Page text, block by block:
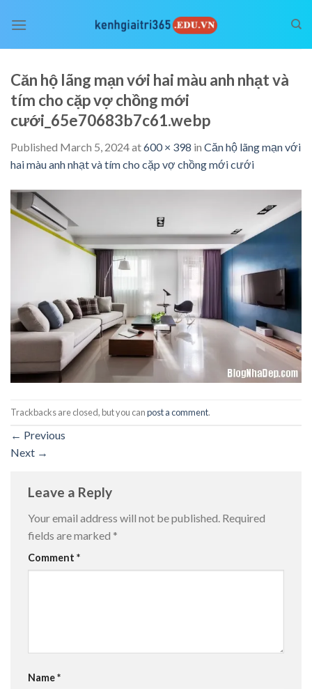
Căn hộ lãng mạn với hai màu anh nhạt và
tím cho cặp vợ chồng mới
cưới_65e70683b7c61.webp
Published March 5, 2024at600 × 398 in Căn hộ lãng mạn với
hai màu anh nhạt và tím cho cặp vợ chồng mới cưới
Trackbacks are closed, but you canpost a comment.
← Previous
Next →
Leave a Reply
Your email address will not be published. Required
fields are marked *
Comment *
Name*